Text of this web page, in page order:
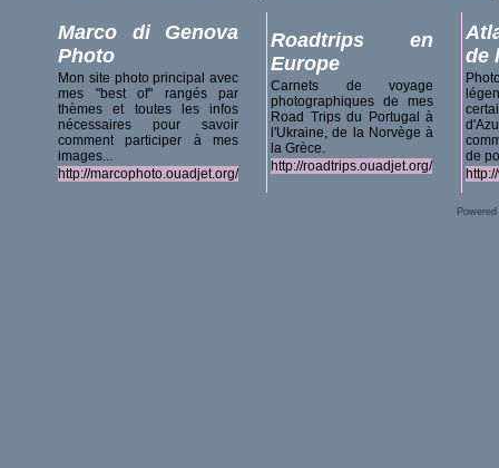
Marco di Genova
Photo
Mon site photo principal avec
mes "best of" rangés par
thèmes et toutes les infos
nécessaires pour savoir
comment participer à mes
images...
http://marcophoto.ouadjet.org/
Roadtrips en
Europe
Carnets de voyage
photographiques de mes
Road Trips du Portugal à
l'Ukraine, de la Norvège à
la Grèce.
http://roadtrips.ouadjet.org/
de
de